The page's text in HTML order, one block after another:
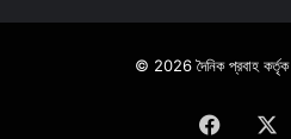
© 2026 দৈনিক প্রবাহ কর্তৃক